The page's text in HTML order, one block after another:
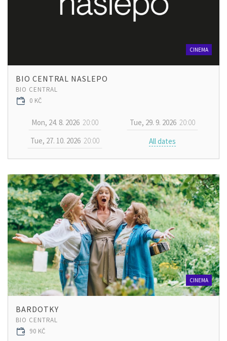
CINEMA
BIO CENTRAL NASLEPO
BIO CENTRAL
0 KČ
Mon, 24. 8. 2026 20:00 Tue, 29. 9. 2026 20:00
Tue, 27. 10. 2026 20:00 All dates
CINEMA
BARDOTKY
BIO CENTRAL
90 KČ